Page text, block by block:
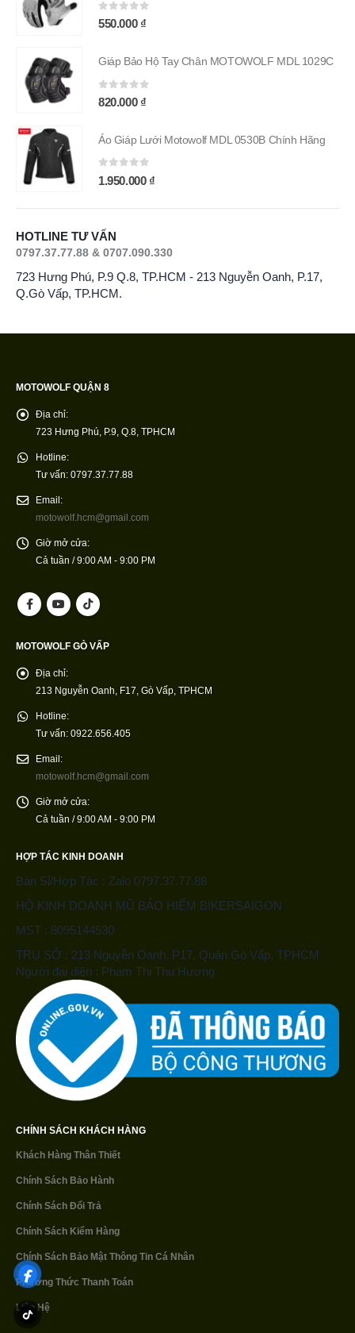
0out of 5
550.000 ₫
Giáp Bảo Hộ Tay Chân MOTOWOLF MDL 1029C
0out of 5
820.000 ₫
Áo Giáp Lưới Motowolf MDL 0530B Chính Hãng
0 out of 5
1.950.000 ₫
HOTLINE TƯ VẤN
0797.37.77.88 & 0707.090.330
723 Hưng Phú, P.9 Q.8, TP.HCM - 213 Nguyễn Oanh, P.17,
Q.Gò Vấp, TP.HCM.
MOTOWOLF QUẬN 8
Địa chỉ:
723 Hưng Phú, P.9, Q.8, TPHCM
Hotline:
Tư vấn: 0797.37.77.88
Email:
motowolf.hcm@gmail.com
Giờ mở cửa:
Cả tuần / 9:00 AM - 9:00 PM
MOTOWOLF GÒ VẤP
Địa chỉ:
213 Nguyễn Oanh, F17, Gò Vấp, TPHCM
Hotline:
Tư vấn: 0922.656.405
Email:
motowolf.hcm@gmail.com
Giờ mở cửa:
Cả tuần / 9:00 AM - 9:00 PM
HỢP TÁC KINH DOANH
Bán Sỉ/Hợp Tác : Zalo 0797.37.77.88
HỘ KINH DOANH MŨ BẢO HIỂM BIKERSAIGON
MST : 8095144530
TRỤ SỞ : 213 Nguyễn Oanh, P17, Quận Gò Vấp, TPHCM
Người đại diện : Phạm Thị Thu Hương
CHÍNH SÁCH KHÁCH HÀNG
Khách Hàng Thân Thiết
Chính Sách Bảo Hành
Chính Sách Đổi Trả
Chính Sách Kiểm Hàng
Chính Sách Bảo Mật Thông Tin Cá Nhân
Phương Thức Thanh Toán
Liên Hệ